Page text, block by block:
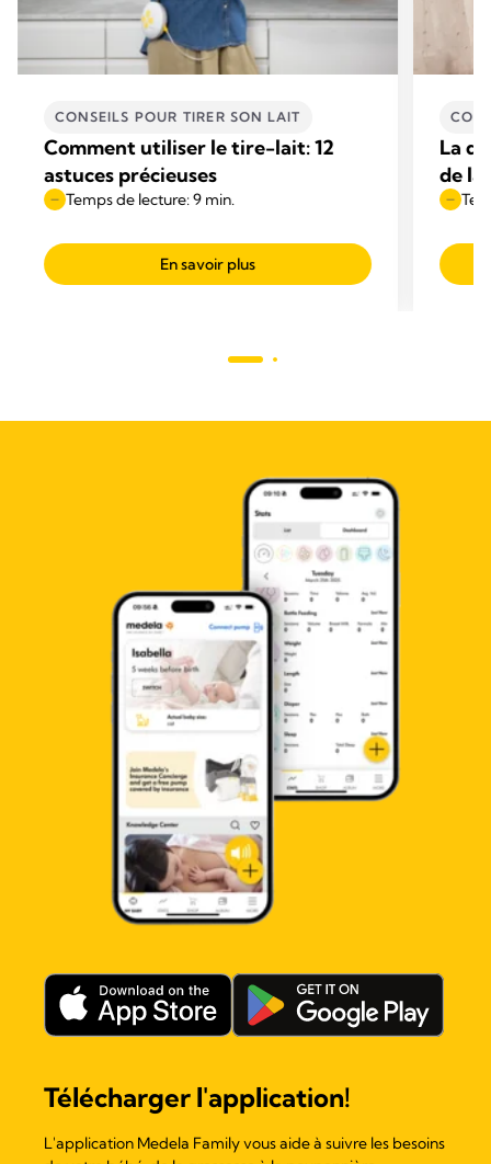
CONSEILS POUR TIRER SON LAIT
Comment utiliser le tire-lait: 12
astuces précieuses
Temps de lecture: 9 min.
En savoir plus
La
de
Télécharger l'application!
L'application Medela Family vous aide à suivre les besoins